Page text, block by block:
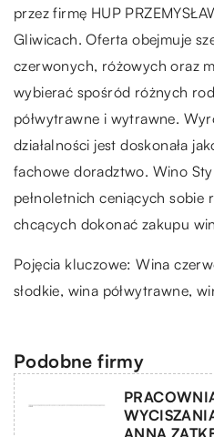
przez firmę HUP
Gliwicach. Oferta obejmuje
czerwonych, różowych oraz
wybierać spośród różnych
półwytrawne i wytrawne.
działalności jest doskonała
fachowe doradztwo. Wino
pełnoletnich ceniących sobie
chcących dokonać zakupu
Pojęcia kluczowe:Wina
słodkie, wina półwytrawne,
Podobne firmy
ANNA